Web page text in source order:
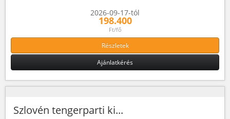
2026-09-17-tól
198.400
Ft/fő
Részletek
Ajánlatkérés
Szlovén tengerparti ki...